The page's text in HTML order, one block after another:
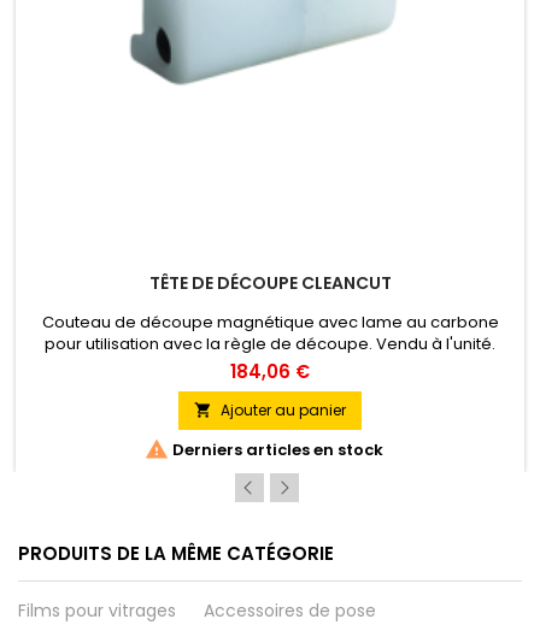
TÊTE DE DÉCOUPE CLEANCUT
Couteau de découpe magnétique avec lame au carbone
pour utilisation avec la règle de découpe. Vendu à l'unité.
Lames de rechange disponibles sur commande.
184,06 €
 Ajouter au panier
 Derniers articles en stock
PRODUITS DE LA MÊME CATÉGORIE
Films pour vitrages Accessoires de pose